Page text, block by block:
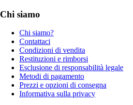
Chi siamo
Chi siamo?
Contattaci
Condizioni di vendita
Restituzioni e rimborsi
Esclusione di responsabilità legale
Metodi di pagamento
Prezzi e opzioni di consegna
Informativa sulla privacy